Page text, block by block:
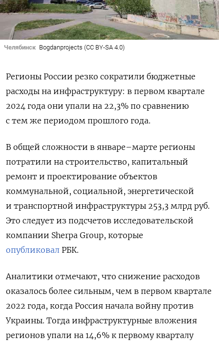
Челябинск Bogdanprojects (CC BY-SA 4.0)
Регионы России резко сократили бюджетные
расходы на инфраструктуру: в первом квартале
2024 года они упали на 22,3% по сравнению
с тем же периодом прошлого года.
В общей сложности в январе–марте регионы
потратили на строительство, капитальный
ремонт и проектирование объектов
коммунальной, социальной, энергетической
и транспортной инфраструктуры 253,3 млрд руб.
Это следует из подсчетов исследовательской
компании Sherpa Group, которые
опубликовал РБК.
Аналитики отмечают, что снижение расходов
оказалось более сильным, чем в первом квартале
2022 года, когда Россия начала войну против
Украины. Тогда инфраструктурные вложения
регионов упали на 14,6% к первому кварталу